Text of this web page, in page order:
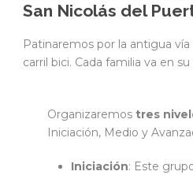
San Nicolás del
Patinaremos por la antigua
carril bici. Cada familia va en
Organizaremos tres
Iniciación, Medio y
Iniciación: Este